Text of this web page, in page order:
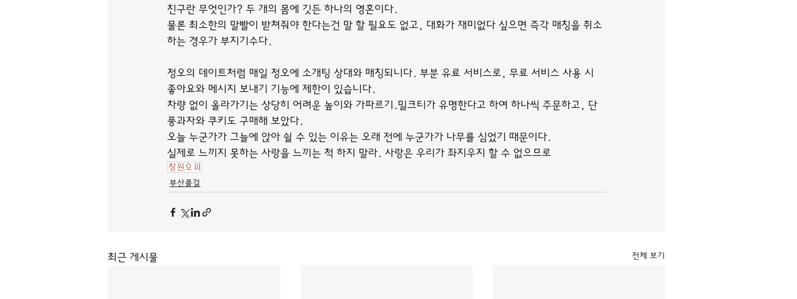
친구란 무엇인가? 두 개의 몸에 깃든 하나의 영혼이다.
물론 최소한의 말빨이 받쳐줘야 한다는건 말 할 필요도 없고, 대화가 재미없다 싶으면 즉각 매칭을 취소
하는 경우가 부지기수다.
정오의 데이트처럼 매일 정오에 소개팅 상대와 매칭되니다. 부분 유료 서비스로, 무료 서비스 사용 시
좋아요와 메시지 보내기 기능에 제한이 있습니다.
차량 없이 올라가기는 상당히 어려운 높이와 가파르기.밀크티가 유명한다고 하여 하나씩 주문하고, 단
풍과자와 쿠키도 구매해 보았다.
오늘 누군가가 그늘에 앉아 쉴 수 있는 이유는 오래 전에 누군가가 나무를 심었기 때문이다.
실제로 느끼지 못하는 사랑을 느끼는 척 하지 말라. 사랑은 우리가 좌지우지 할 수 없으므로
창원오피
부산콜걸
최근 게시물 전체 보기